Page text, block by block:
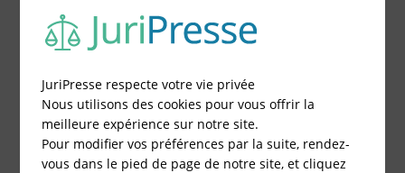
JuriPresse respecte votre vie privée
Nous utilisons des cookies pour vous offrir la
meilleure expérience sur notre site.
Pour modifier vos préférences par la suite, rendez-
vous dans le pied de page de notre site, et cliquez